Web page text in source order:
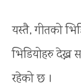
यस्तै, गीतको
भिडियोहरु देख्न
रहेको छ ।